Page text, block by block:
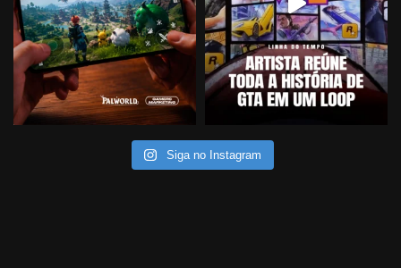
Siga no Instagram